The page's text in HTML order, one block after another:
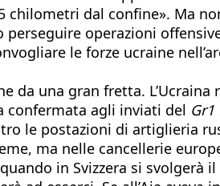
dal confine». Ma
operazioni
le forze ucraine
da una gran fretta.
confermata agli inviati del Gr1
le postazioni di artiglieria
ma nelle cancellerie
in Svizzera si svolgerà